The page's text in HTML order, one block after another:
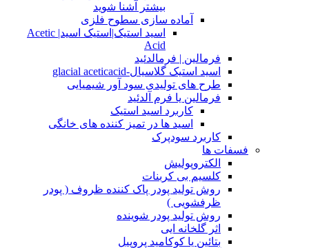
بیشتر آشنا شوید
آماده سازی سطوح فلزی
اسید استیک|استیک اسید| Acetic
Acid
فرمالین | فرمالدئید
اسید استیک گلاسیال-glacial aceticacid
طرح های تولیدی سود آور شیمیایی
فرمالین یا فرم آلدئید
کاربرد اسید استیک
اسید ها در تمیز کننده های خانگی
کاربرد سودپرک
فسفات ها
الکتروپولیش
کلسیم بی کربنات
روش تولید پودر پاک کننده ظروف ( پودر
ظرفشویی )
روش تولید پودر شوینده
اثر گلخانه ایی
بتائین یا کوکامید پروپیل